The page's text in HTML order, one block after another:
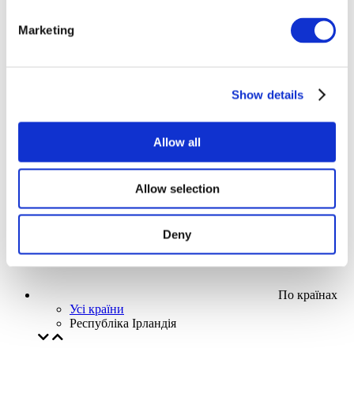
Marketing
Show details
Allow all
Allow selection
Deny
Наша спецпропозиція
Без піджанру
По країнах
Усі країни
Республіка Ірландія